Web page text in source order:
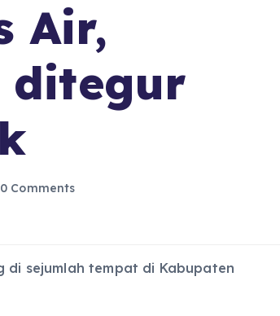
Air,
ditegur
0 Comments
di sejumlah tempat di Kabupaten